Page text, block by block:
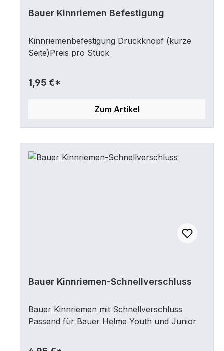
Bauer Kinnriemen Befestigung
Kinnriemenbefestigung Druckknopf (kurze
Seite)Preis pro Stück
1,95 €*
Zum Artikel
Bauer Kinnriemen-Schnellverschluss
Bauer Kinnriemen mit Schnellverschluss
Passend für Bauer Helme Youth und Junior